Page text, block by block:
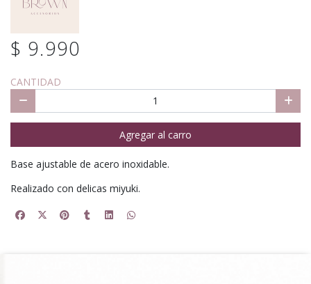
$ 9.990
CANTIDAD
Agregar al carro
Base ajustable de acero inoxidable.
Realizado con delicas miyuki.